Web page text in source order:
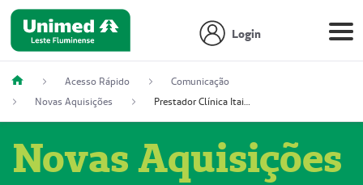
Login
Acesso Rápido
Comunicação
Novas Aquisições
Prestador Clínica Itaipú Ltda (51004348-2)
Novas Aquisições